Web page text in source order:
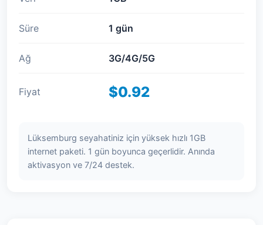
Süre 1 gün
Ağ 3G/4G/5G
Fiyat $0.92
Lüksemburg seyahatiniz için yüksek hızlı 1GB
internet paketi. 1 gün boyunca geçerlidir. Anında
aktivasyon ve 7/24 destek.